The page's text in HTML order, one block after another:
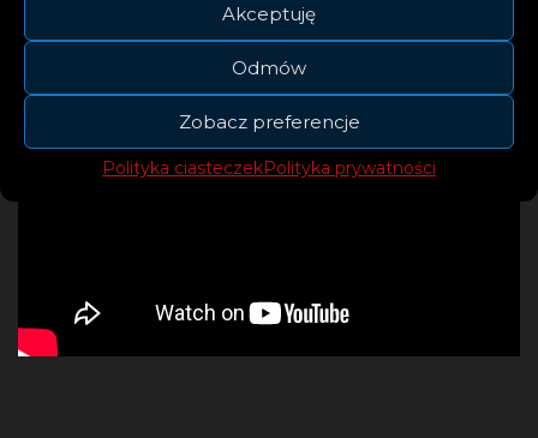
Akceptuję
Odmów
Zobacz preferencje
Polityka ciasteczekPolityka prywatności